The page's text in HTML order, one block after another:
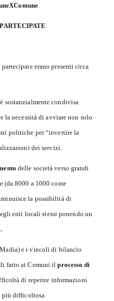
erano presenti circa
sostanzialmente condivisa
la necessità di avviare non solo
politiche per “invertire la
dei servizi.
delle società verso grandi
8000 a 1000 come
la possibilità di
enti locali stessi ponendo un
e i vincoli di bilancio
fatto ai Comuni ilprocesso di
di reperire informazioni
più difficoltosa.